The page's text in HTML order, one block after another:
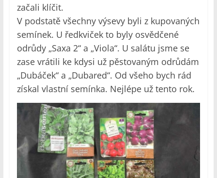
začali klíčit.
V podstatě všechny výsevy byli z kupovaných
semínek. U ředkviček to byly osvědčené
odrůdy „Saxa 2“ a „Viola“. U salátu jsme se
zase vrátili ke kdysi už pěstovaným odrůdám
„Dubáček“ a „Dubared“. Od všeho bych rád
získal vlastní semínka. Nejlépe už tento rok.